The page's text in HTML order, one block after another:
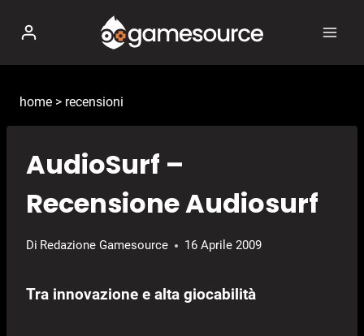
contenuto
home > recensioni
AudioSurf –
Recensione Audiosurf
Di Redazione Gamesource 16 Aprile 2009
Tra innovazione e alta giocabilità